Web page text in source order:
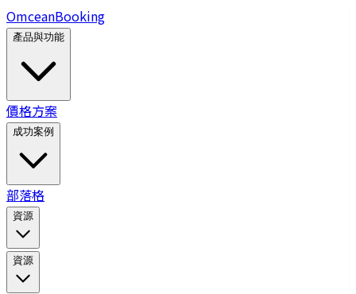
OmceanBooking
產品與功能
價格方案
成功案例
部落格
資源
資源